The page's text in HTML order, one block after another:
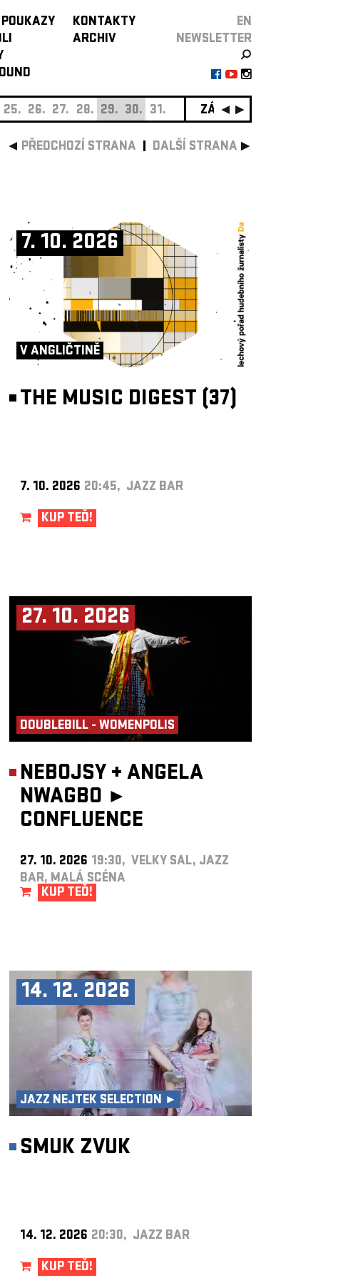
KONTAKTY
ARCHIV
EN
NEWSLETTER
25. 26. 27. 28. 29. 30. 31. ZÁŘÍ
PŘEDCHOZÍ STRANA DALŠÍ STRANA
7. 10. 2026
V ANGLIČTINĚ
THE MUSIC DIGEST (37)
7. 10. 2026 20:45, JAZZ BAR
KUP TEĎ!
27. 10. 2026
DOUBLEBILL - WOMENPOLIS
NEBOJSY + ANGELA
NWAGBO ►
CONFLUENCE
27. 10. 2026 19:30, VELKÝ SÁL, JAZZ
BAR, MALÁ SCÉNA
KUP TEĎ!
14. 12. 2026
JAZZ NEJTEK SELECTION ►
SMUK ZVUK
14. 12. 2026 20:30, JAZZ BAR
KUP TEĎ!